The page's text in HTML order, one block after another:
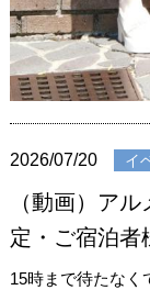
2026/07/20 イ
（動画）ア
定・ご宿泊者
15時まで待たな